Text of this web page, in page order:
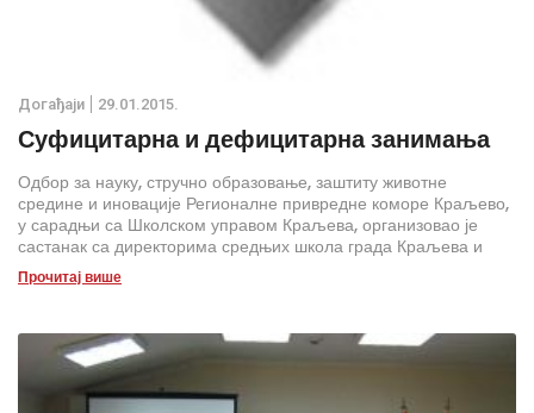
Дoгађаjи 29.01.2015.
Суфицитарна и дефицитарна занимања
Одбор за науку, стручно образовање, заштиту животне
средине и иновације Регионалне привредне коморе Краљево,
у сарадњи са Школском управом Краљева, организовао је
састанак са директорима средњих школа града Краљева и
општина Рашка и Врњачка Бања, а у вези са уписом ученика у
први разред средњих школа школске 2015/16. године.
Прочитај више